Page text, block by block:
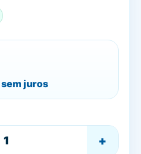
sem juros
+